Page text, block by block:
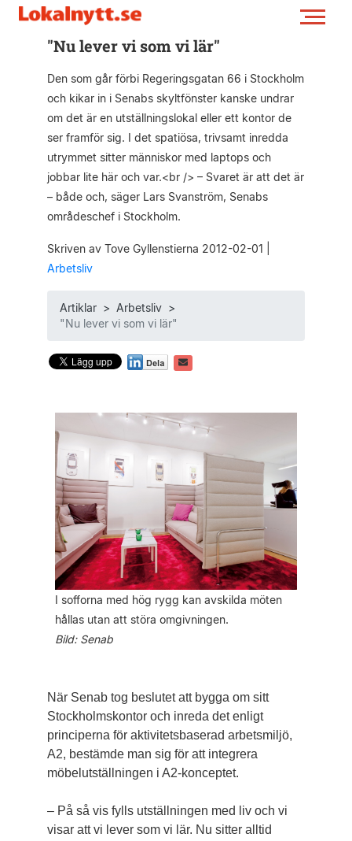
"Nu lever vi som vi lär"
Den som går förbi Regeringsgatan 66 i Stockholm
och kikar in i Senabs skyltfönster kanske undrar
om det är en utställningslokal eller ett kontor de
ser framför sig. I det spatiösa, trivsamt inredda
utrymmet sitter människor med laptops och
jobbar lite här och var.<br /> – Svaret är att det är
– både och, säger Lars Svanström, Senabs
områdeschef i Stockholm.
Skriven av Tove Gyllenstierna 2012-02-01
Arbetsliv
Artiklar> Arbetsliv>
"Nu lever vi som vi lär"
I sofforna med hög rygg kan avskilda möten
hållas utan att störa omgivningen.
Bild: Senab
När Senab tog beslutet att bygga om sitt
Stockholmskontor och inreda det enligt
principerna för aktivitetsbaserad arbetsmiljö,
A2, bestämde man sig för att integrera
möbelutställningen i A2-konceptet.
– På så vis fylls utställningen med liv och vi
visar att vi lever som vi lär. Nu sitter alltid